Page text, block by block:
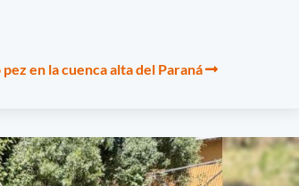
en la cuenca alta del Paraná